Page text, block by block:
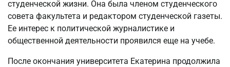
студенческой жизни. Она была членом студенческого
совета факультета и редактором студенческой газеты.
Ее интерес к политической журналистике и
общественной деятельности проявился еще на учебе.
После окончания университета Екатерина продолжила